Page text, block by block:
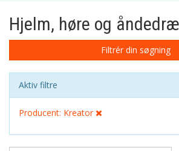
Hjelm, høre og
Filtrér din søgning
Aktiv filtre
Producent: Kreator